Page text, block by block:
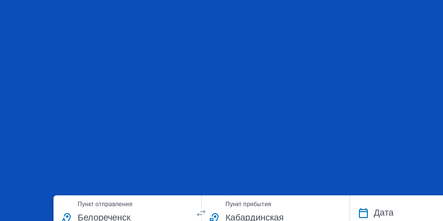
Пункт отправления Пункт прибытия
Дата